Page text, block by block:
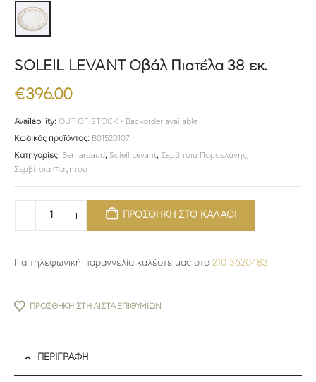
SOLEIL LEVANT Οβάλ Πιατέλα 38 εκ.
€396.00
Availability: OUT OF STOCK - Backorder available
Κωδικός προϊόντος: B01520107
Κατηγορίες: Bernardaud, Soleil Levant, Σερβίτσια Πορσελάνης,
Σερβίτσια Φαγητού
ΠΡΟΣΘΗΚΗ ΣΤΟ ΚΑΛΑΘΙ
Για τηλεφωνική παραγγελία καλέστε μας στο 210 3620483
ΠΡΟΣΘΉΚΗ ΣΤΗ ΛΊΣΤΑ ΕΠΙΘΥΜΙΏΝ
ΠΕΡΙΓΡΑΦΉ